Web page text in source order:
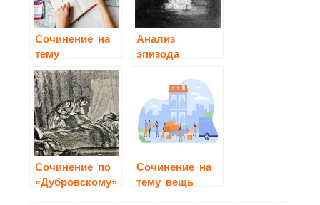
Сочинение на
тему
«Памятный
день»
Анализ
эпизода
Петровича с
Нелли»
Cочинение по
«Дубровскому»
Cочинение на
тему вещь